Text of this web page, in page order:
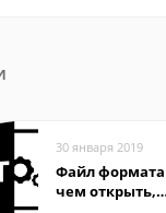
30 января 2019
Файл формата
чем открыть,